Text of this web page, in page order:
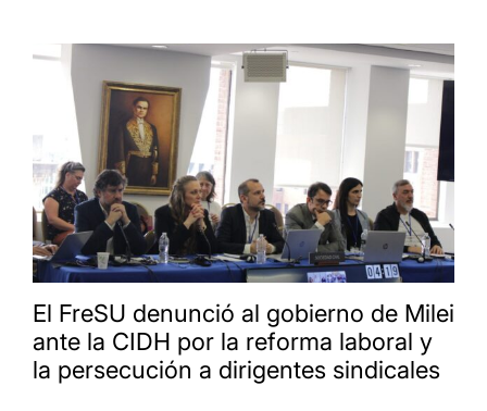
El FreSU denunció al gobierno de Milei
ante la CIDH por la reforma laboral y
la persecución a dirigentes sindicales